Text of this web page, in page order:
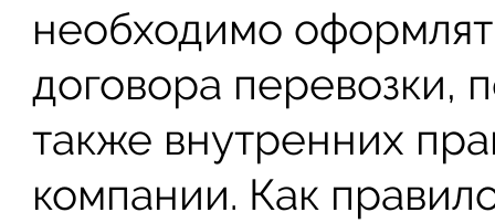
необходимо
договора перевозки,
также внутренних
компании. Как